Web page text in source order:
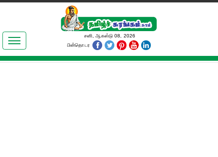
இலக்கியங்கள்
தமிழ் உலகம்
சனி, ஆகஸ்டு 08, 2026
பின்தொடர